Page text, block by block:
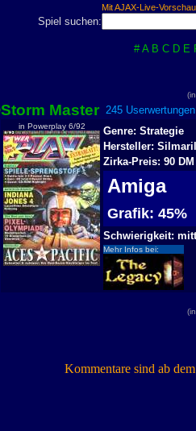
Mit AJAX-Live-
Spiel suchen:
# A B C D E
Storm Master 245
in Powerplay 6/92
Genre: Strategie
Hersteller:
Zirka-Preis: 90 DM
Amiga
Grafik: 45%
Schwierigkeit:
Mehr Infos bei:
Kommentare sind ab